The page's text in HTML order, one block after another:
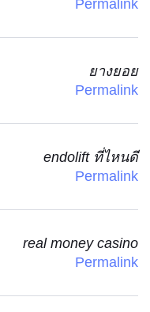
Permalink
ยางยอย
Permalink
endolift ที่ไหนดี
Permalink
real money casino
Permalink